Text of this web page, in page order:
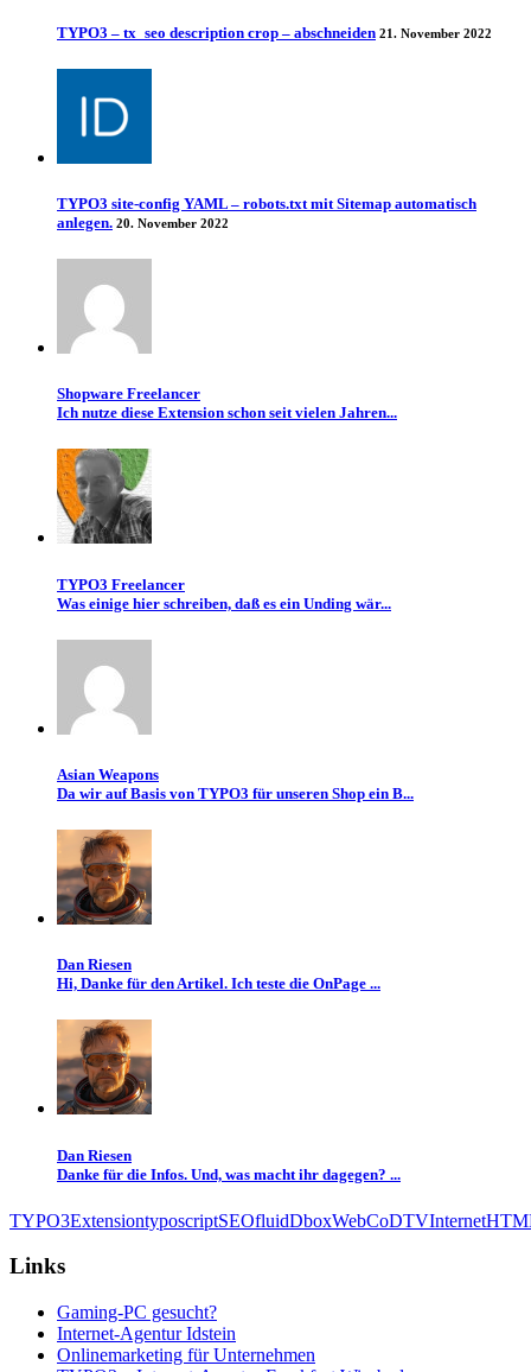
TYPO3 – tx_seo description crop – abschneiden 21. November 2022
TYPO3 site-config YAML – robots.txt mit Sitemap automatisch
anlegen. 20. November 2022
Shopware Freelancer
Ich nutze diese Extension schon seit vielen Jahren...
TYPO3 Freelancer
Was einige hier schreiben, daß es ein Unding wär...
Asian Weapons
Da wir auf Basis von TYPO3 für unseren Shop ein B...
Dan Riesen
Hi, Danke für den Artikel. Ich teste die OnPage ...
Dan Riesen
Danke für die Infos. Und, was macht ihr dagegen? ...
TYPO3ExtensiontyposcriptSEOfluidDboxWebCoDTVInternet
Links
Gaming-PC gesucht?
Internet-Agentur Idstein
Onlinemarketing für Unternehmen